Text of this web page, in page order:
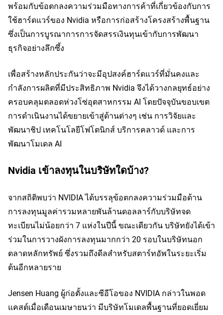
พร้อมกับข้อตกลงความร่วมมือทางการค้าที่เกี่ยวข้องกับการ
ใช้ฮาร์ดแวร์ของ Nvidia หรือการก่อสร้างโครงสร้างพื้นฐาน
ซึ่งเป็นการบูรณาการการจัดสรรเงินทุนเข้ากับการพัฒนา
ธุรกิจอย่างลึกซึ้ง
เพื่อสร้างหลักประกันว่าจะมีอุปสงค์ฮาร์ดแวร์ที่มั่นคงและ
กำลังการผลิตที่มีประสิทธิภาพ Nvidia จึงได้วางกลยุทธ์อย่าง
ครอบคลุมตลอดห่วงโซ่อุตสาหกรรม AI โดยปัจจุบันขอบเขต
การดำเนินงานได้ขยายเข้าสู่ด้านต่างๆ เช่น การวิจัยและ
พัฒนาชิป เทคโนโลยีโฟโตนิกส์ บริการคลาวด์ และการ
พัฒนาโมเดล AI
Nvidia เข้าลงทุนในบริษัทใดบ้าง?
จากสถิติพบว่า NVIDIA ได้บรรลุข้อตกลงความร่วมมือด้าน
การลงทุนมูลค่ารวมหลายพันล้านดอลลาร์กับบริษัทจด
ทะเบียนไม่น้อยกว่า 7 แห่งในปีนี้ ขณะเดียวกัน บริษัทยังได้เข้า
ร่วมในการวางผังการลงทุนมากกว่า 20 รอบในบริษัทนอก
ตลาดหลักทรัพย์ ซึ่งรวมถึงดีลสำหรับสตาร์ทอัพในระยะเริ่ม
ต้นอีกหลายราย
Jensen Huang ผู้ก่อตั้งและซีอีโอของ NVIDIA กล่าวในพอด
แคสต์เมื่อเดือนเมษายนว่า มีบริษัทโมเดลพื้นฐานที่ยอดเยี่ยม